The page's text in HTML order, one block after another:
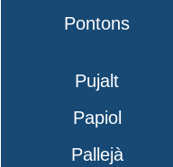
Pontons
Pujalt
Papiol
Pallejà